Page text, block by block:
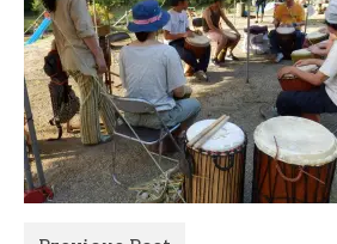
Official Site